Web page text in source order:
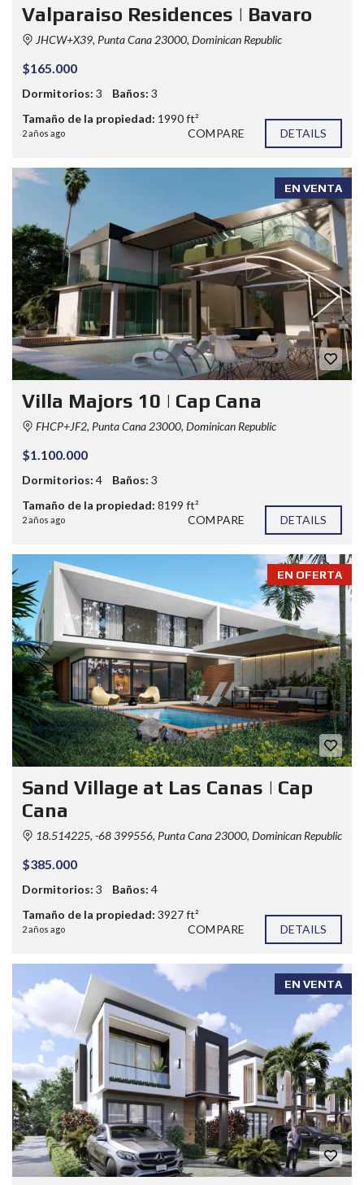
Valparaiso Residences | Bavaro
JHCW+X39, Punta Cana 23000, Dominican Republic
$165.000
Dormitorios: 3 Baños: 3
Tamaño de la propiedad: 1990 ft²
2 años ago COMPARE DETAILS
EN VENTA
Villa Majors 10 | Cap Cana
FHCP+JF2, Punta Cana 23000, Dominican Republic
$1.100.000
Dormitorios: 4 Baños: 3
Tamaño de la propiedad: 8199 ft²
2 años ago COMPARE DETAILS
EN OFERTA
Sand Village at Las Canas | Cap
Cana
18.514225, -68 399556, Punta Cana 23000, Dominican Republic
$385.000
Dormitorios: 3 Baños: 4
Tamaño de la propiedad: 3927 ft²
2 años ago COMPARE DETAILS
EN VENTA